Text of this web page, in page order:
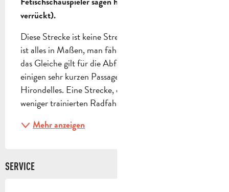
verrückt).
Diese Strecke ist keine Strecke für "Verrückte", hier
ist alles in Maßen, man fährt nie steil bergauf, und
das Gleiche gilt für die Abfahrt, abgesehen von
einigen sehr kurzen Passagen nach dem Col des
Hirondelles. Eine Strecke, die auch von vielen
weniger trainierten Radfahrern bewältigt werden...
Mehr anzeigen
SERVICE